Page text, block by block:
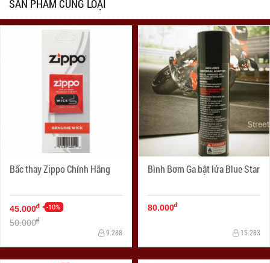
SẢN PHẨM CÙNG LOẠI
Bấc thay Zippo Chính Hãng
45.000đ -10%
50.000đ
9.288
Bình Bơm Ga bật lửa Blue Star
80.000đ
15.283